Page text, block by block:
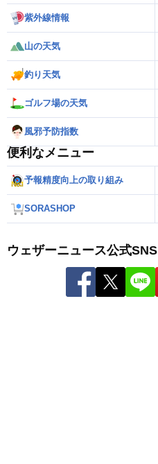
紫外線情報
山の天気
釣り天気
ゴルフ場の天気
風邪予防指数
便利なメニュー
予報精度向上の取り組み
SORASHOP
ウェザーニュース公式SNS